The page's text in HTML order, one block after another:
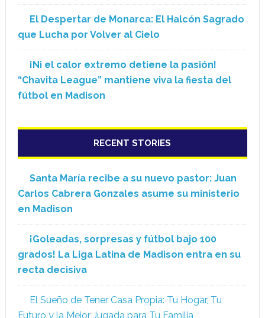
El Despertar de Monarca: El Halcón Sagrado
que Lucha por Volver al Cielo
¡Ni el calor extremo detiene la pasión!
“Chavita League” mantiene viva la fiesta del
fútbol en Madison
RECENT STORIES
Santa María recibe a su nuevo pastor: Juan
Carlos Cabrera Gonzales asume su ministerio
en Madison
¡Goleadas, sorpresas y fútbol bajo 100
grados! La Liga Latina de Madison entra en su
recta decisiva
El Sueño de Tener Casa Propia: Tu Hogar, Tu
Futuro y la Mejor Jugada para Tu Familia